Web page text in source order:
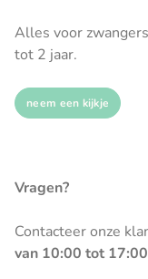
Alles voor
tot 2 jaar.
neem een kijkje
Vragen?
Contacteer onze
van 10:00 tot 17:00